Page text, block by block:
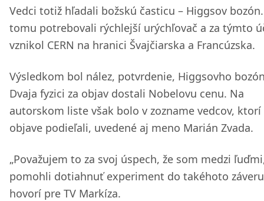
Vedci totiž hľadali božskú časticu – Higgsov
tomu potrebovali rýchlejší urýchľovač a za týmto
vznikol CERN na hranici Švajčiarska a Francúzska.
Výsledkom bol nález, potvrdenie, Higgsovho
Dvaja fyzici za objav dostali Nobelovu cenu. Na
autorskom liste však bolo v zozname vedcov, ktorí
objave podieľali, uvedené aj meno Marián Zvada.
„Považujem to za svoj úspech, že som medzi
pomohli dotiahnuť experiment do takéhoto
hovorí pre TV Markíza.